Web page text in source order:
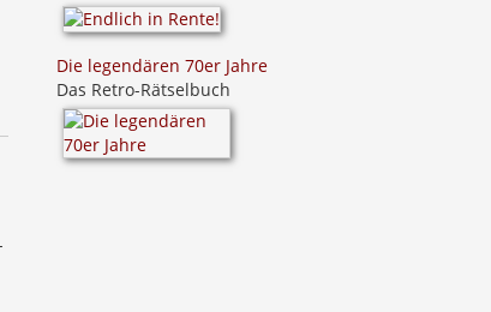
Die legendären 70er Jahre
Das Retro-Rätselbuch